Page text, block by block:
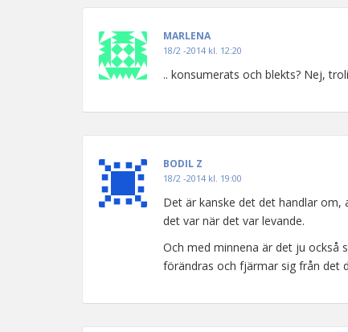
MARLENA
18/2 -2014 kl. 12:20
.. konsumerats och blekts? Nej,
BODIL Z
18/2 -2014 kl. 19:00
Det är kanske det det handlar
det var när det var levande.
Och med minnena är det ju också
förändras och fjärmar sig från det